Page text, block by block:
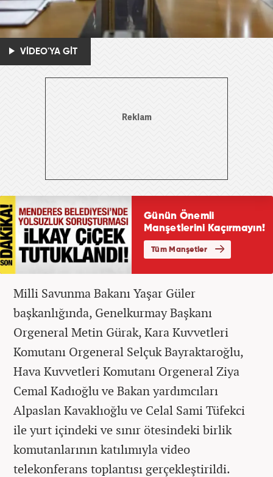
VİDEO'YA GİT
Milli Savunma Bakanı Yaşar Güler
başkanlığında, Genelkurmay Başkanı
Orgeneral Metin Gürak, Kara Kuvvetleri
Komutanı Orgeneral Selçuk Bayraktaroğlu,
Hava Kuvvetleri Komutanı Orgeneral Ziya
Cemal Kadıoğlu ve Bakan yardımcıları
Alpaslan Kavaklıoğlu ve Celal Sami Tüfekci
ile yurt içindeki ve sınır ötesindeki birlik
komutanlarının katılımıyla video
telekonferans toplantısı gerçekleştirildi.